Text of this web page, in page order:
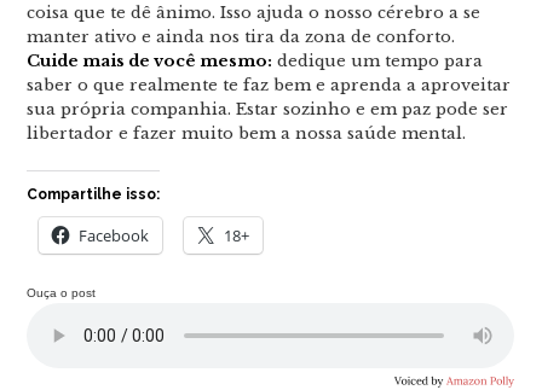
coisa que te dê ânimo. Isso ajuda o nosso cérebro a se
manter ativo e ainda nos tira da zona de conforto.
Cuide mais de você mesmo: dedique um tempo para
saber o que realmente te faz bem e aprenda a aproveitar
sua própria companhia. Estar sozinho e em paz pode ser
libertador e fazer muito bem a nossa saúde mental.
Compartilhe isso:
Facebook 18+
Ouça o post